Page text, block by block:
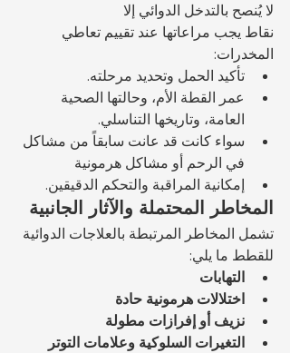
لا يُنصح بالتدخل الدوائي إلا
نقاط يجب مراعاتها عند تقييم تعاطي
المخدرات:
تأكيد الحمل وتحديد مرحلته.
عمر القطة الأم، وحالتها الصحية
العامة، وتاريخها التناسلي.
سواء كانت قد عانت سابقاً من مشاكل
في الرحم أو مشاكل هرمونية
إمكانية المراقبة والتحكم الدقيقين.
المخاطر المحتملة والآثار الجانبية
تشمل المخاطر المرتبطة بالعلاجات الدوائية
للقطط ما يلي:
التهابات
اختلالات هرمونية حادة
نزيف أو إفرازات مطولة
التغيرات السلوكية وعلامات التوتر